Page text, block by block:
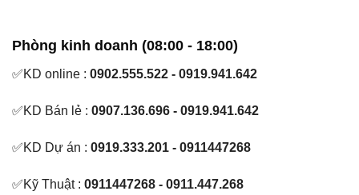
Phòng kinh doanh (08:00 - 18:00)
✅KD online : 0902.555.522 - 0919.941.642
✅KD Bán lẻ : 0907.136.696 - 0919.941.642
✅KD Dự án : 0919.333.201 - 0911447268
✅Kỹ Thuật : 0911447268 - 0911.447.268